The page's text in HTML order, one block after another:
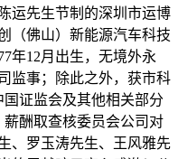
运先生节制的深圳市运博
（佛山）新能源汽车科技
年12月出生，无境外永
监事；除此之外，获市科
证监会及其他相关部分
酬取查核委员会公司对
、罗玉涛先生、王风雅先